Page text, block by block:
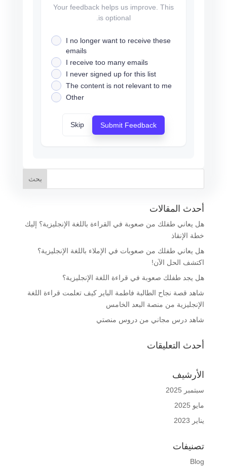
Your feedback helps us improve. This
is optional.
I no longer want to receive these
emails
I receive too many emails
I never signed up for this list
The content is not relevant to me
Other
Submit Feedback
Skip
أحدث المقالات
هل يعاني طفلك من صعوبة في القراءة باللغة الإنجليزية؟ إليك
خطة الإنقاذ
هل يعاني طفلك من صعوبات في الإملاء باللغة الإنجليزية؟
اكتشف الحل الآن!
هل يجد طفلك صعوبة في قراءة اللغة الإنجليزية؟
شاهد قصة نجاح الطالبة فاطمة الباير كيف تعلمت قراءة اللغة
الإنجليزية من منصة البعد الخامس
شاهد درس مجاني من دروس منصتي
أحدث التعليقات
الأرشيف
سبتمبر 2025
مايو 2025
يناير 2023
تصنيفات
Blog